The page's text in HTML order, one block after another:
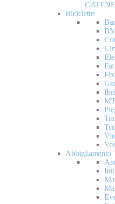
Biciclette
Abbigliamento